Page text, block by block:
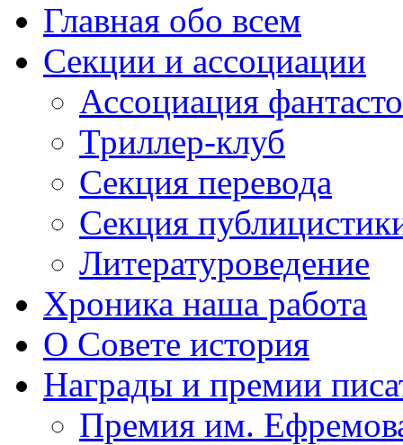
Главная обо всем
Секции и ассоциации
Ассоциация
Триллер-клуб
Секция перевода
Секция
Литературоведение
Хроника наша работа
О Совете история
Награды и премии
Премия им.